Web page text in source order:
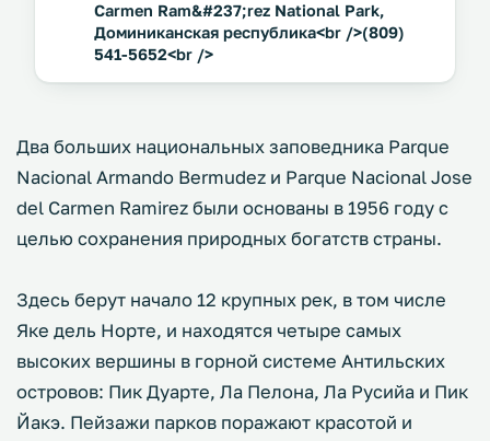
Carmen Ram&#237;rez National Park,
Доминиканская республика<br />(809)
541-5652<br />
Два больших национальных заповедника Parque
Nacional Armando Bermudez и Parque Nacional Josе
del Carmen Ramirez были основаны в 1956 году с
целью сохранения природных богатств страны.
Здесь берут начало 12 крупных рек, в том числе
Яке дель Норте, и находятся четыре самых
высоких вершины в горной системе Антильских
островов: Пик Дуарте, Ла Пелона, Ла Русийа и Пик
Йакэ. Пейзажи парков поражают красотой и